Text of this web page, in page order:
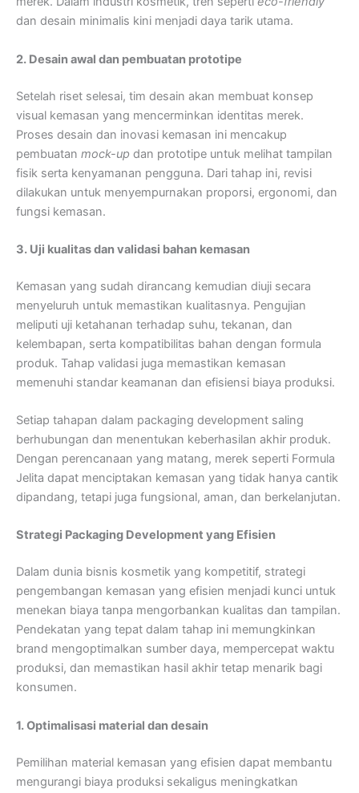
dan desain minimalis kini menjadi daya tarik utama.
2. Desain awal dan pembuatan prototipe
Setelah riset selesai, tim desain akan membuat konsep
visual kemasan yang mencerminkan identitas merek.
Proses desain dan inovasi kemasan ini mencakup
pembuatan mock-up dan prototipe untuk melihat tampilan
fisik serta kenyamanan pengguna. Dari tahap ini, revisi
dilakukan untuk menyempurnakan proporsi, ergonomi, dan
fungsi kemasan.
3. Uji kualitas dan validasi bahan kemasan
Kemasan yang sudah dirancang kemudian diuji secara
menyeluruh untuk memastikan kualitasnya. Pengujian
meliputi uji ketahanan terhadap suhu, tekanan, dan
kelembapan, serta kompatibilitas bahan dengan formula
produk. Tahap validasi juga memastikan kemasan
memenuhi standar keamanan dan efisiensi biaya produksi.
Setiap tahapan dalam packaging development saling
berhubungan dan menentukan keberhasilan akhir produk.
Dengan perencanaan yang matang, merek seperti Formula
Jelita dapat menciptakan kemasan yang tidak hanya cantik
dipandang, tetapi juga fungsional, aman, dan berkelanjutan.
Strategi Packaging Development yang Efisien
Dalam dunia bisnis kosmetik yang kompetitif, strategi
pengembangan kemasan yang efisien menjadi kunci untuk
menekan biaya tanpa mengorbankan kualitas dan tampilan.
Pendekatan yang tepat dalam tahap ini memungkinkan
brand mengoptimalkan sumber daya, mempercepat waktu
produksi, dan memastikan hasil akhir tetap menarik bagi
konsumen.
1. Optimalisasi material dan desain
Pemilihan material kemasan yang efisien dapat membantu
mengurangi biaya produksi sekaligus meningkatkan